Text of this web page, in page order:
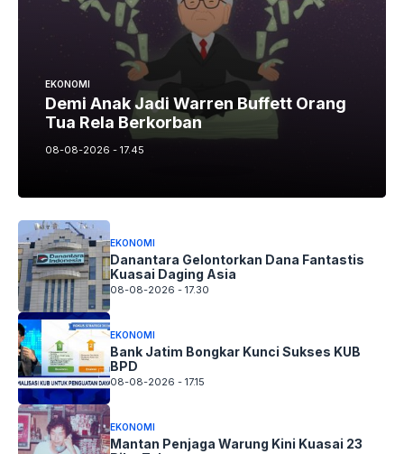
EKONOMI
Demi Anak Jadi Warren Buffett Orang
Tua Rela Berkorban
08-08-2026 - 17.45
EKONOMI
Danantara Gelontorkan Dana Fantastis
Kuasai Daging Asia
08-08-2026 - 17.30
EKONOMI
Bank Jatim Bongkar Kunci Sukses KUB
BPD
08-08-2026 - 17.15
EKONOMI
Mantan Penjaga Warung Kini Kuasai 23